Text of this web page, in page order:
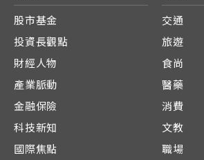
股市基金
投資長觀點
財經人物
產業脈動
金融保險
科技新知
國際焦點
交通
旅遊
食尚
醫藥
消費
文教
職場